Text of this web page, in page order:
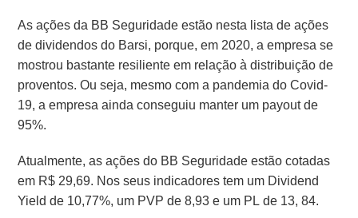
As ações da BB Seguridade estão nesta lista de ações
de dividendos do Barsi, porque, em 2020, a empresa se
mostrou bastante resiliente em relação à distribuição de
proventos. Ou seja, mesmo com a pandemia do Covid-
19, a empresa ainda conseguiu manter um payout de
95%.
Atualmente, as ações do BB Seguridade estão cotadas
em R$ 29,69. Nos seus indicadores tem um Dividend
Yield de 10,77%, um PVP de 8,93 e um PL de 13, 84.